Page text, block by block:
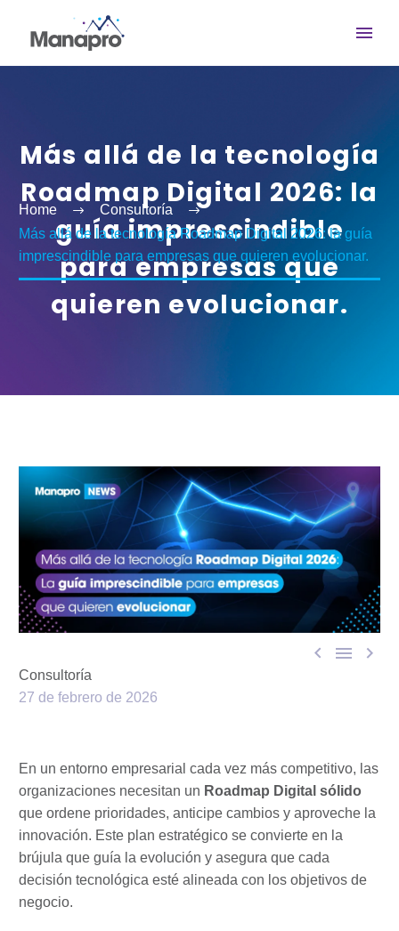
Más allá de la tecnología
Roadmap Digital 2026: la
guía imprescindible
para empresas que
quieren evolucionar.
Home
Consultoría
Más allá de la tecnología Roadmap Digital 2026: la guía
imprescindible para empresas que quieren evolucionar.
  
Consultoría
27 de febrero de 2026
En un entorno empresarial cada vez más competitivo, las
organizaciones necesitan un Roadmap Digital sólido
que ordene prioridades, anticipe cambios y aproveche la
innovación. Este plan estratégico se convierte en la
brújula que guía la evolución y asegura que cada
decisión tecnológica esté alineada con los objetivos de
negocio.